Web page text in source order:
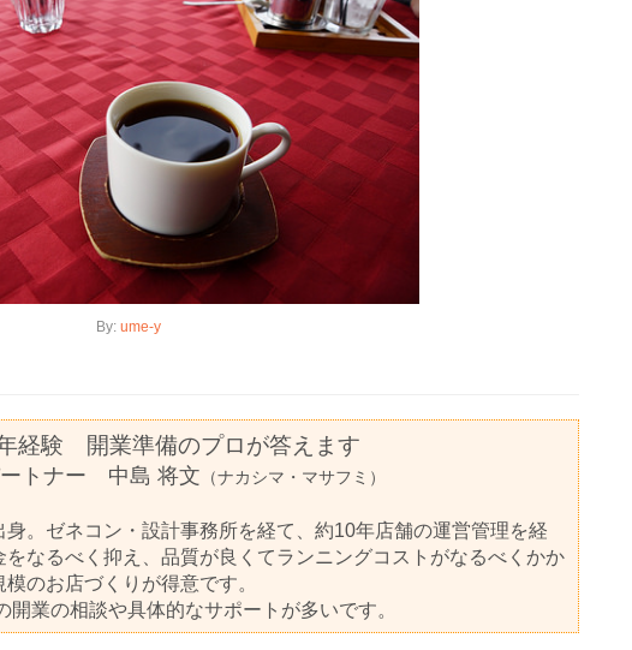
By: ume-y
経験 開業準備のプロが答えます
ートナー 中島 将文 （ナカシマ・マサフミ）
身。ゼネコン・設計事務所を経て、約10年店舗の運営管理を経
をなるべく抑え、品質が良くてランニングコストがなるべくかか
のお店づくりが得意です。
開業の相談や具体的なサポートが多いです。